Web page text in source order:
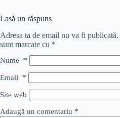
Lasă un răspuns
Adresa ta de email nu va fi publicată.
sunt marcate cu *
Nume *
Email *
Site web
Adaugă un comentariu *